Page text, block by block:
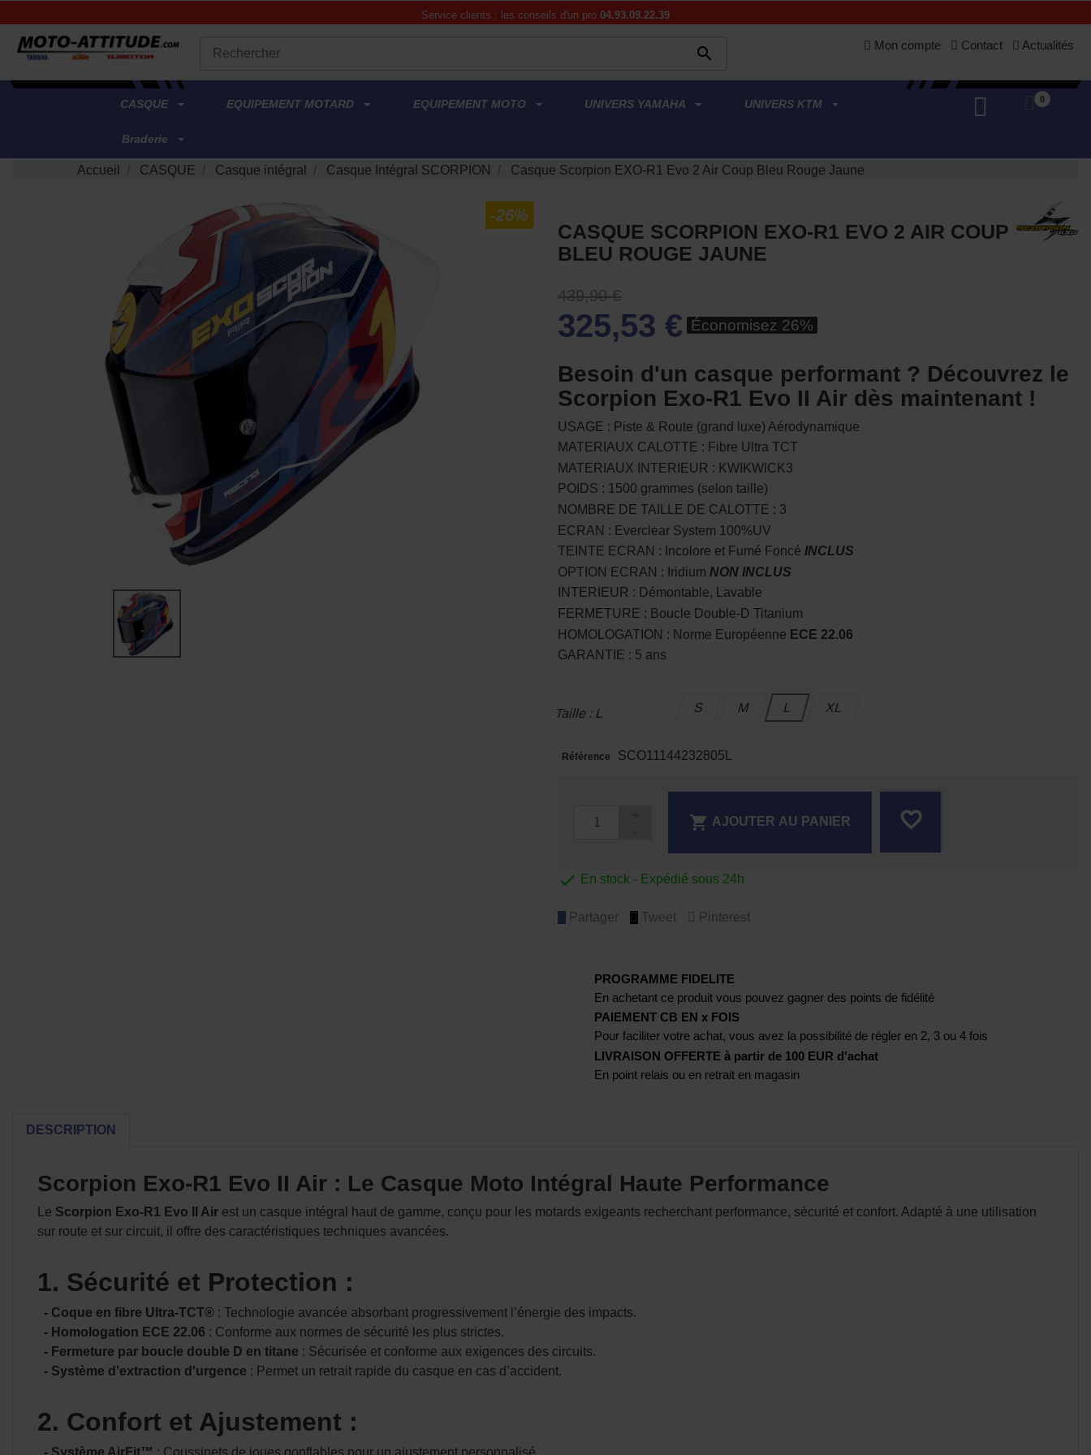
Service clients : les conseils d'un pro 04.93.09.22.39
 Mon compte Contact Actualités
.
CASQUE EQUIPEMENT MOTARD EQUIPEMENT MOTO UNIVERS YAMAHA UNIVERS KTM
Braderie
0
Accueil CASQUE Casque intégral Casque Intégral SCORPION Casque Scorpion EXO-R1 Evo 2 Air Coup Bleu Rouge Jaune
-26%
CASQUE SCORPION EXO-R1 EVO 2 AIR COUP
BLEU ROUGE JAUNE
439,90 €
325,53 € Économisez 26%
Besoin d'un casque performant ? Découvrez le
Scorpion Exo-R1 Evo II Air dès maintenant !
USAGE : Piste & Route (grand luxe) Aérodynamique
MATERIAUX CALOTTE : Fibre Ultra TCT
MATERIAUX INTERIEUR : KWIKWICK3
POIDS : 1500 grammes (selon taille)
NOMBRE DE TAILLE DE CALOTTE : 3
ECRAN : Everclear System 100%UV
TEINTE ECRAN : Incolore et Fumé Foncé INCLUS
OPTION ECRAN : Iridium NON INCLUS
INTERIEUR : Démontable, Lavable
FERMETURE : Boucle Double-D Titanium
HOMOLOGATION : Norme Européenne ECE 22.06
GARANTIE : 5 ans
Taille : L S M L XL
Référence SCO11144232805L
 AJOUTER AU PANIER favorite_border
 En stock - Expédié sous 24h
Partager Tweet Pinterest
PROGRAMME FIDELITE
En achetant ce produit vous pouvez gagner des points de fidélité
PAIEMENT CB EN x FOIS
Pour faciliter votre achat, vous avez la possibilité de régler en 2, 3 ou 4 fois
LIVRAISON OFFERTE à partir de 100 EUR d'achat
En point relais ou en retrait en magasin
DESCRIPTION
Scorpion Exo-R1 Evo II Air : Le Casque Moto Intégral Haute Performance
Le Scorpion Exo-R1 Evo II Air est un casque intégral haut de gamme, conçu pour les motards exigeants recherchant performance, sécurité et confort. Adapté à une utilisation
sur route et sur circuit, il offre des caractéristiques techniques avancées.
1. Sécurité et Protection :
- Coque en fibre Ultra-TCT® : Technologie avancée absorbant progressivement l’énergie des impacts.
- Homologation ECE 22.06 : Conforme aux normes de sécurité les plus strictes.
- Fermeture par boucle double D en titane : Sécurisée et conforme aux exigences des circuits.
- Système d'extraction d'urgence : Permet un retrait rapide du casque en cas d’accident.
2. Confort et Ajustement :